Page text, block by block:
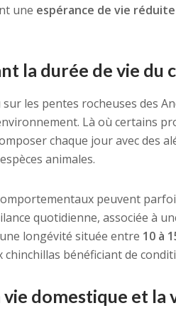
une espérance de vie réduite
la durée de vie du
les pentes rocheuses des
Là où certains
chaque jour avec des
animales.
peuvent
quotidienne, associée à
longévité située entre 10 à
bénéficiant de
domestique et la